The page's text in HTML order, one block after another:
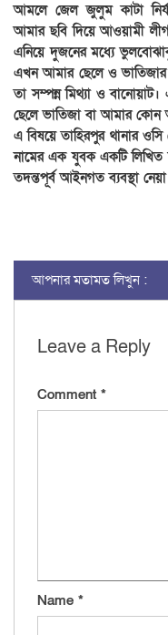
আমলে জেল জুলুম কাটা
আমার ছবি দিয়ে আওয়ামী
এনিয়ে দুজনের মধ্যে
এখন আমার ছেলে ও
তা সম্পন্ন মিথ্যা ও
ছেলে ভাতিজা বা আমার কোন
‎এ বিষয়ে তাহিরপুর থানার
নামের এক যুবক একটি লিখিত
তদন্তপূর্ব আইনগত ব্যবস্থা
আপনার মতামত লিখুন :
Leave a Reply
Comment *
Name *